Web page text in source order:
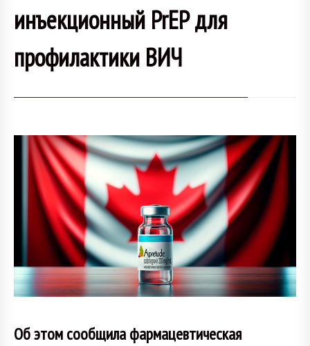
инъекционный PrEP для
профилактики ВИЧ
Об этом сообщила фармацевтическая